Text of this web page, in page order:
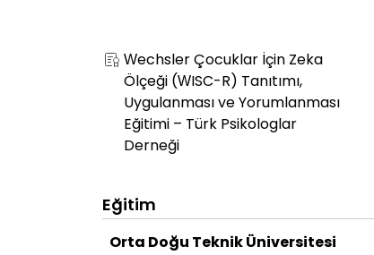
Wechsler Çocuklar İçin Zeka
Ölçeği (WISC-R) Tanıtımı,
Uygulanması ve Yorumlanması
Eğitimi – Türk Psikologlar
Derneği
Eğitim
Orta Doğu Teknik Üniversitesi